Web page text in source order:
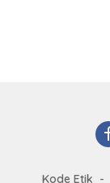
Kode Etik